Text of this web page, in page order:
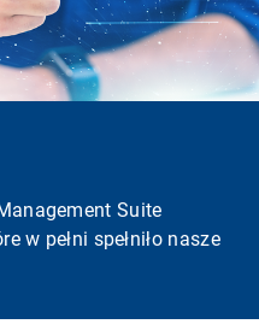
Suite
w pełni spełniło nasze